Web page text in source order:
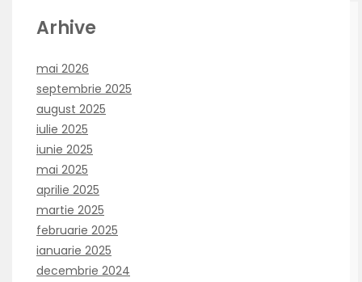
Arhive
mai 2026
septembrie 2025
august 2025
iulie 2025
iunie 2025
mai 2025
aprilie 2025
martie 2025
februarie 2025
ianuarie 2025
decembrie 2024